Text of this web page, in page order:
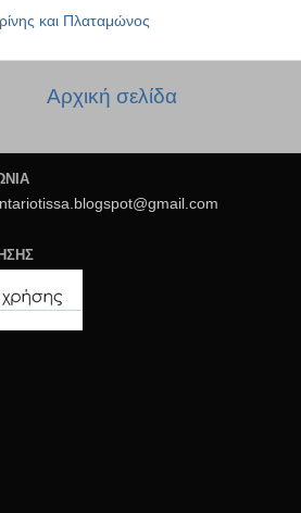
και Πλαταμώνος
Αρχική σελίδα